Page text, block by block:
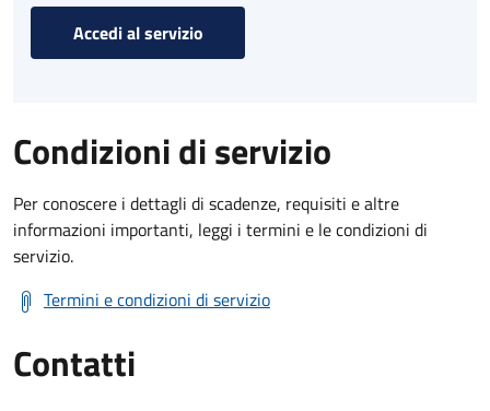
Accedi al servizio
Condizioni di servizio
Per conoscere i dettagli di scadenze, requisiti e altre
informazioni importanti, leggi i termini e le condizioni di
servizio.
Termini e condizioni di servizio
Contatti